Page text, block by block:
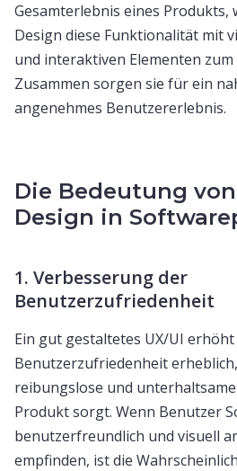
Gesamterlebnis eines Produkts,
Design diese Funktionalität mit
und interaktiven Elementen zum
Zusammen sorgen sie für ein
angenehmes Benutzererlebnis.
Die Bedeutung von
Design in
1. Verbesserung der
Benutzerzufriedenheit
Ein gut gestaltetes UX/UI erhöht
Benutzerzufriedenheit
reibungslose und
Produkt sorgt. Wenn Benutzer
benutzerfreundlich und visuell
empfinden, ist die